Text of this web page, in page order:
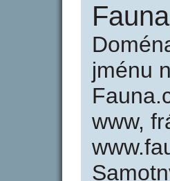
jménu
www,